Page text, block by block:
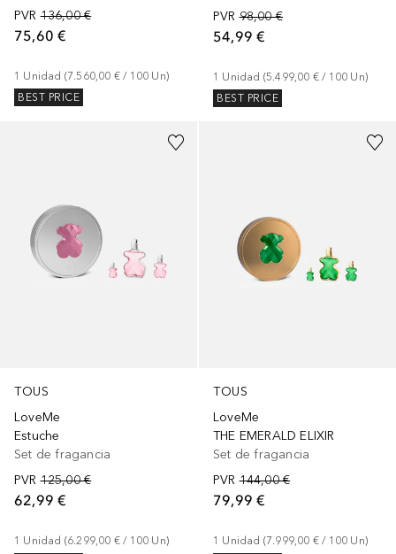
PVR 136,00 €
75,60 €
1 Unidad (7.560,00 € / 100 Un)
BEST PRICE
PVR 98,00 €
54,99 €
1 Unidad (5.499,00 € / 100 Un)
BEST PRICE
TOUS
LoveMe
Estuche
Set de fragancia
PVR 125,00 €
62,99 €
1 Unidad (6.299,00 € / 100 Un)
TOUS
LoveMe
THE EMERALD ELIXIR
Set de fragancia
PVR 144,00 €
79,99 €
1 Unidad (7.999,00 € / 100 Un)